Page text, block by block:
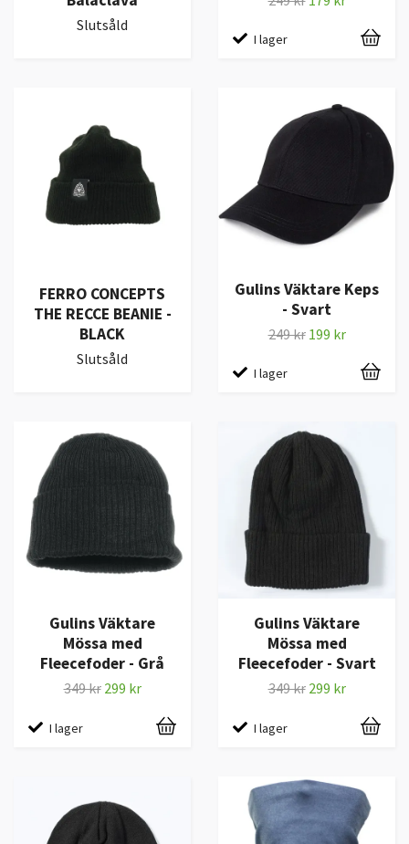
Slutsåld
I lager
FERRO CONCEPTS
THE RECCE BEANIE -
BLACK
Slutsåld
Gulins Väktare Keps
- Svart
249 kr 199 kr
I lager
Gulins Väktare
Mössa med
Fleecefoder - Grå
349 kr 299 kr
I lager
Gulins Väktare
Mössa med
Fleecefoder - Svart
349 kr 299 kr
I lager